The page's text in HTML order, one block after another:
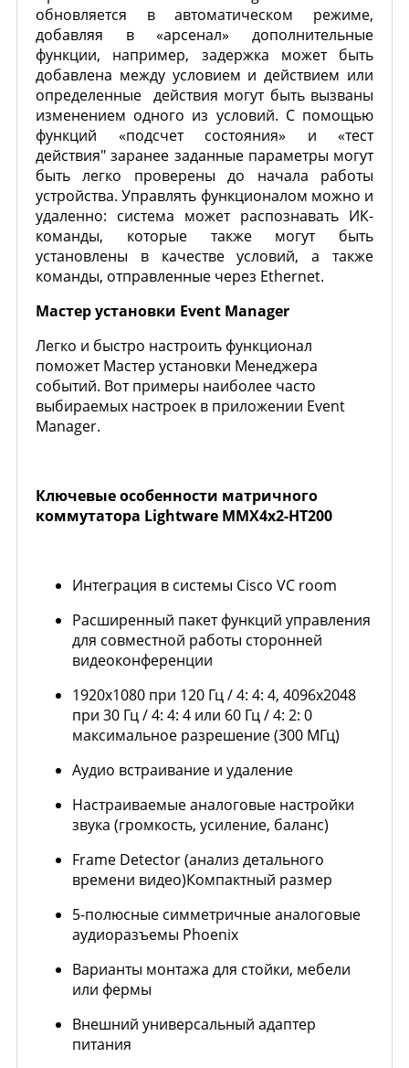
обновляется в автоматическом режиме,
добавляя в «арсенал» дополнительные
функции, например, задержка может быть
добавлена между условием и действием или
определенные действия могут быть вызваны
изменением одного из условий. С помощью
функций «подсчет состояния» и «тест
действия" заранее заданные параметры могут
быть легко проверены до начала работы
устройства. Управлять функционалом можно и
удаленно: система может распознавать ИК-
команды, которые также могут быть
установлены в качестве условий, а также
команды, отправленные через Ethernet.
Мастер установки Event Manager
Легко и быстро настроить функционал
поможет Мастер установки Менеджера
событий. Вот примеры наиболее часто
выбираемых настроек в приложении Event
Manager.
Ключевые особенности матричного
коммутатора Lightware MMX4x2-HT200
Интеграция в системы Cisco VC room
Расширенный пакет функций управления
для совместной работы сторонней
видеоконференции
1920x1080 при 120 Гц / 4: 4: 4, 4096x2048
при 30 Гц / 4: 4: 4 или 60 Гц / 4: 2: 0
максимальное разрешение (300 МГц)
Аудио встраивание и удаление
Настраиваемые аналоговые настройки
звука (громкость, усиление, баланс)
Frame Detector (анализ детального
времени видео)Компактный размер
5-полюсные симметричные аналоговые
аудиоразъемы Phoenix
Варианты монтажа для стойки, мебели
или фермы
Внешний универсальный адаптер
питания